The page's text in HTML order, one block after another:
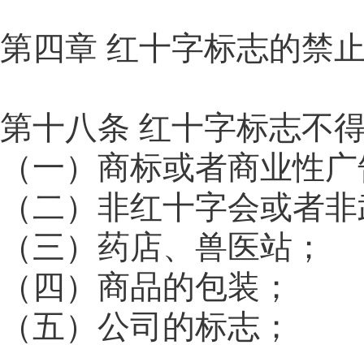
第四章 红十字标志的禁
第十八条 红十字标志不
（一）商标或者商业性
（二）非红十字会或者
（三）药店、兽医站；
（四）商品的包装；
（五）公司的标志；